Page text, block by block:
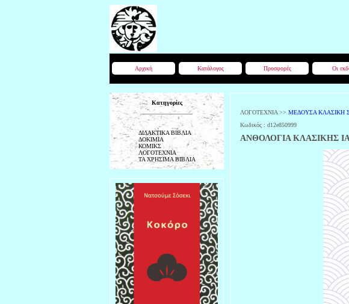
Αρχική Κατάλογος Προσφορές Οι
Κατηγορίες
ΔΙΔΑΚΤΙΚΑ ΒΙΒΛΙΑ
ΔΟΚΙΜΙΑ
ΚΟΜΙΚΣ
ΛΟΓΟΤΕΧΝΙΑ
ΤΑ ΧΡΗΣΙΜΑ ΒΙΒΛΙΑ
ΛΟΓΟΤΕΧΝΙΑ >> ΜΕΔΟΥΣΑ ΚΛΑΣΙΚΗ
Κωδικός : d12e850999
ΑΝΘΟΛΟΓΙΑ ΚΛΑΣΙΚΗΣ